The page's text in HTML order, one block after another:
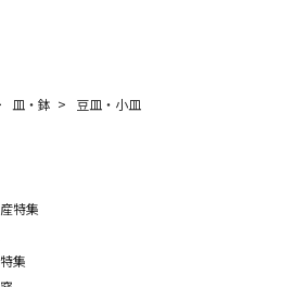
皿・鉢
豆皿・小皿
特集
集